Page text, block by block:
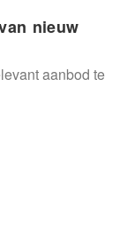
nieuw
aanbod te